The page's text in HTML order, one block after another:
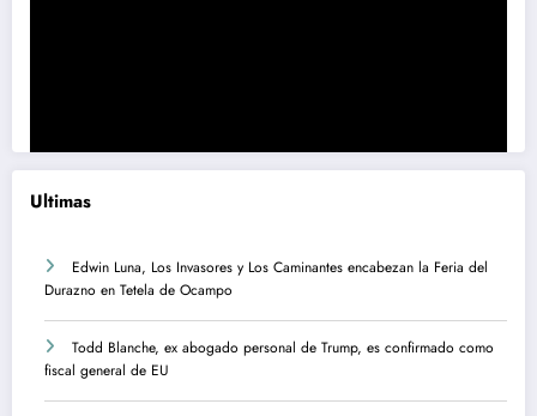
Ultimas
Edwin Luna, Los Invasores y Los Caminantes encabezan la Feria del
Durazno en Tetela de Ocampo
Todd Blanche, ex abogado personal de Trump, es confirmado como
fiscal general de EU